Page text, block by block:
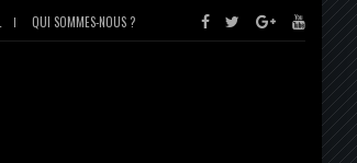
QUI SOMMES-NOUS ?